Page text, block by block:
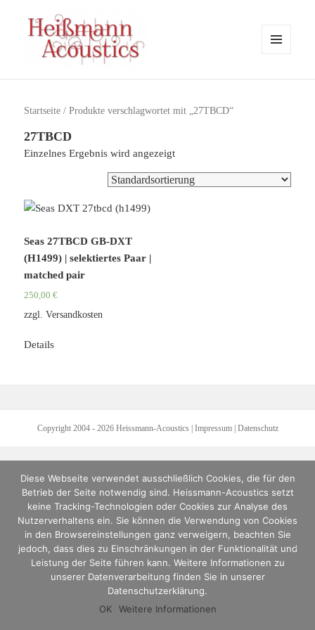
WIDGETS
Startseite / Produkte verschlagwortet mit „27TBCD“
27TBCD
Einzelnes Ergebnis wird angezeigt
Seas 27TBCD GB-DXT
(H1499) | selektiertes Paar |
matched pair
250,00€
zzgl.Versandkosten
Details
Copyright 2004 - 2026 Heissmann-Acoustics| Impressum| Datenschutz
Diese Webseite verwendet ausschließlich Cookies, die für den
Betrieb der Seite notwendig sind. Heissmann-Acoustics setzt
keine Tracking-Technologien oder Cookies zur Analyse des
Nutzerverhaltens ein. Sie können die Verwendung von Cookies
in den Browsereinstellungen ganz verweigern, beachten Sie
jedoch, dass dies zu Einschränkungen in der Funktionalität und
Leistung der Seite führen kann. Weitere Informationen zu
unserer Datenverarbeitung finden Sie in unserer
Datenschutzerklärung.
OK
Weitere Informationen